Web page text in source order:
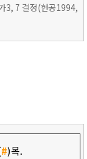
3, 7 결정(헌공1994,
#)목.